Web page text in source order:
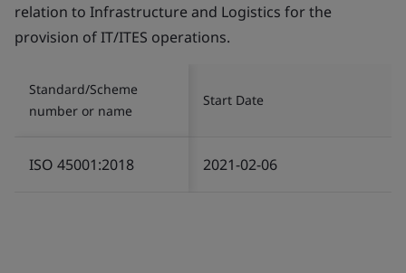
relation to Infrastructure and Logistics for the
provision of IT/ITES operations.
Standard/Scheme
number or name
Start Date
ISO 45001:2018 2021-02-06